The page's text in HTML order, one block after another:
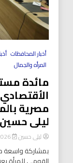
أخبار المحافظات
المرأه والجمال
مائدة
مصرية
ليلى حسين
ليلى حسين 2026-07-17
بمشاركة واسعة